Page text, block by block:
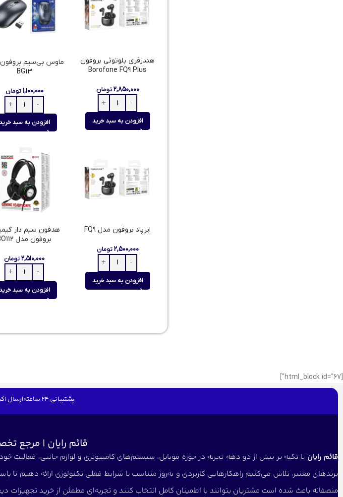
هندزفری بلوتوثی بروفون
Borofone FQ9 Plus
۲,۸۵۰,۰۰۰ تومان
افزودن به سبد خرید
ماوس بی‌سیم
BG13
۱,۱۰۰,۰۰۰ تومان
افزودن به سبد
ایرپاد بروفون مدل FQ9
۲,۵۰۰,۰۰۰ تومان
افزودن به سبد خرید
هدفون سیم دار
بروفون مدل BO112
۲,۵۱۰,۰۰۰تومان
افزودن به سبد
پشتیبانی 24 ساعته ارسال
قائم رایان | مرجع
قائم رایان با تکیه بر بیش از دو دهه تجربه در حوزه موبایل، سیستم‌های کامپیوتری و لوازم جانبی، فعالیت
برندهای معتبر، تلاش می‌کنیم راهکارهایی کاربردی و به‌روز متناسب با شرایط فعلی تکنولوژی ارائه دهیم تا
منصفانه باعث شده است مشتریان بتوانند با اطمینان کامل انتخاب کنند و تجربه‌ای مطمئن از خرید